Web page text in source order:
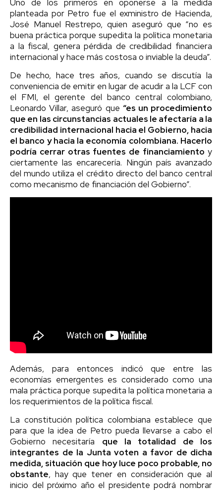
Uno de los primeros en oponerse a la medida
planteada por Petro fue el exministro de Hacienda,
José Manuel Restrepo, quien aseguró que “no es
buena práctica porque supedita la política monetaria
a la fiscal, genera pérdida de credibilidad financiera
internacional y hace más costosa o inviable la deuda”.
De hecho, hace tres años, cuando se discutía la
conveniencia de emitir en lugar de acudir a la LCF con
el FMI, el gerente del banco central colombiano,
Leonardo Villar, aseguró que “es un procedimiento
que en las circunstancias actuales le afectaría a la
credibilidad internacional hacia el Gobierno, hacia
el banco y hacia la economía colombiana. Hacerlo
podría cerrar otras fuentes de financiamiento y
ciertamente las encarecería. Ningún país avanzado
del mundo utiliza el crédito directo del banco central
como mecanismo de financiación del Gobierno”.
Además, para entonces indicó que entre las
economías emergentes es considerado como una
mala práctica porque supedita la política monetaria a
los requerimientos de la política fiscal.
La constitución política colombiana establece que
para que la idea de Petro pueda llevarse a cabo el
Gobierno necesitaría que la totalidad de los
integrantes de la Junta voten a favor de dicha
medida, situación que hoy luce poco probable, no
obstante, hay que tener en consideración que al
inicio del próximo año el presidente podrá nombrar